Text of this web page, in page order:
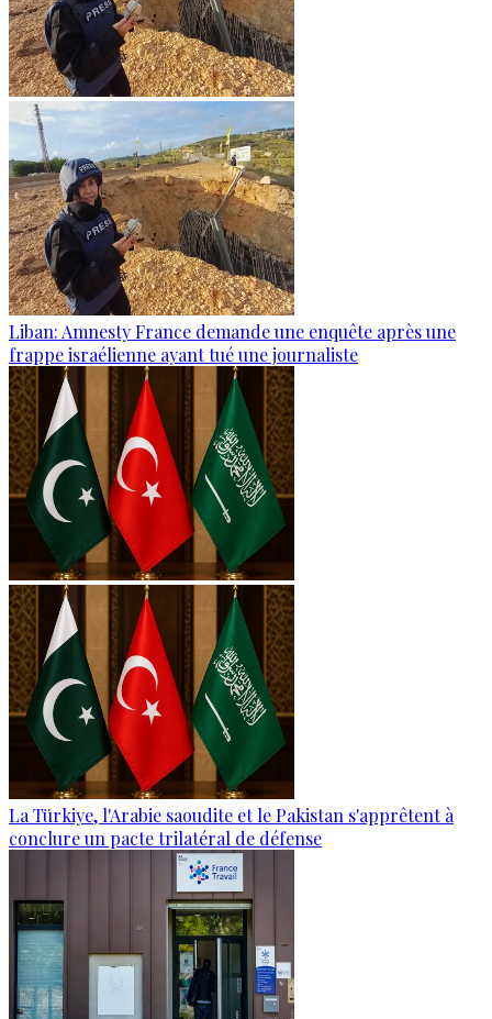
Liban: Amnesty France demande une enquête après une
frappe israélienne ayant tué une journaliste
La Türkiye, l'Arabie saoudite et le Pakistan s'apprêtent à
conclure un pacte trilatéral de défense